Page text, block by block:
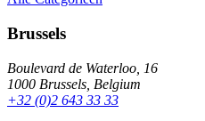
Brussels
Boulevard de Waterloo, 16
1000 Brussels, Belgium
+32 (0)2 643 33 33